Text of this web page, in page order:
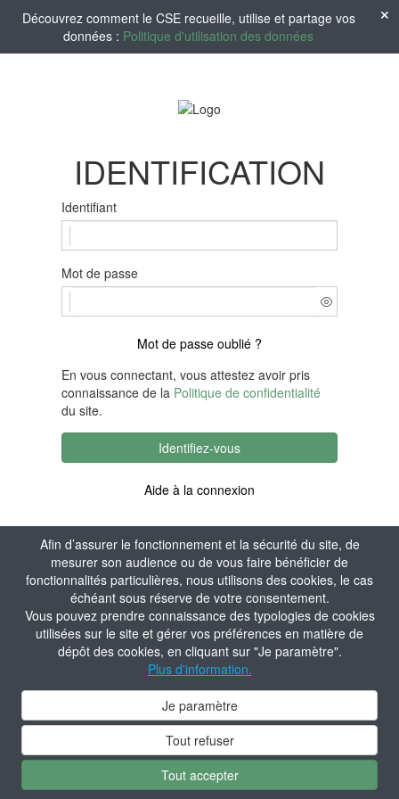
Afin d’assurer le fonctionnement et la sécurité du site, de
mesurer son audience ou de vous faire bénéficier de
fonctionnalités particulières, nous utilisons des cookies, le cas
échéant sous réserve de votre consentement.
Vous pouvez prendre connaissance des typologies de cookies
utilisées sur le site et gérer vos préférences en matière de
dépôt des cookies, en cliquant sur "Je paramètre".
Plus d'information.
Je paramètre
Tout refuser
Tout accepter
Découvrez comment le CSE recueille, utilise et partage vos
données : Politique d'utilisation des données
IDENTIFICATION
Identifiant
Mot de passe
Mot de passe oublié ?
En vous connectant, vous attestez avoir pris
connaissance de la Politique de confidentialité
du site.
Identifiez-vous
Aide à la connexion